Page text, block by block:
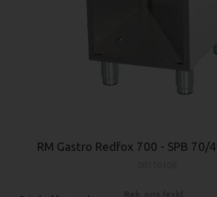
RM Gastro Redfox 700 - SPB 70/